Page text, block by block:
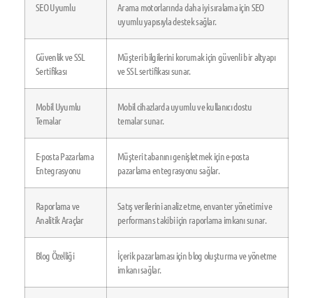
SEO Uyumlu
Arama motorlarında daha iyi sıralama için SEO
uyumlu yapısıyla destek sağlar.
Güvenlik ve SSL
Sertifikası
Müşteri bilgilerini korumak için güvenli bir altyapı
ve SSL sertifikası sunar.
Mobil Uyumlu
Temalar
Mobil cihazlarda uyumlu ve kullanıcı dostu
temalar sunar.
E-posta Pazarlama
Entegrasyonu
Müşteri tabanını genişletmek için e-posta
pazarlama entegrasyonu sağlar.
Raporlama ve
Analitik Araçlar
Satış verilerini analiz etme, envanter yönetimi ve
performans takibi için raporlama imkanı sunar.
Blog Özelliği
İçerik pazarlaması için blog oluşturma ve yönetme
imkanı sağlar.